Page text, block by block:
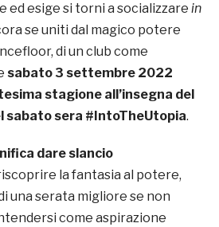
ed esige si torni a socializzare in
se uniti dal magico potere
di un club come
sabato 3 settembre 2022
stagione all’insegna del
sabato sera #IntoTheUtopia.
dare slancio
la fantasia al potere,
una serata migliore se non
come aspirazione